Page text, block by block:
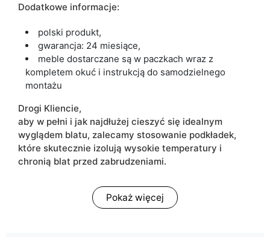
Dodatkowe informacje:
polski produkt,
gwarancja: 24 miesiące,
meble dostarczane są w paczkach wraz z
kompletem okuć i instrukcją do samodzielnego
montażu
Drogi Kliencie,
aby w pełni i jak najdłużej cieszyć się idealnym
wyglądem blatu, zalecamy stosowanie podkładek,
które skutecznie izolują wysokie temperatury i
chronią blat przed zabrudzeniami.
Pokaż więcej